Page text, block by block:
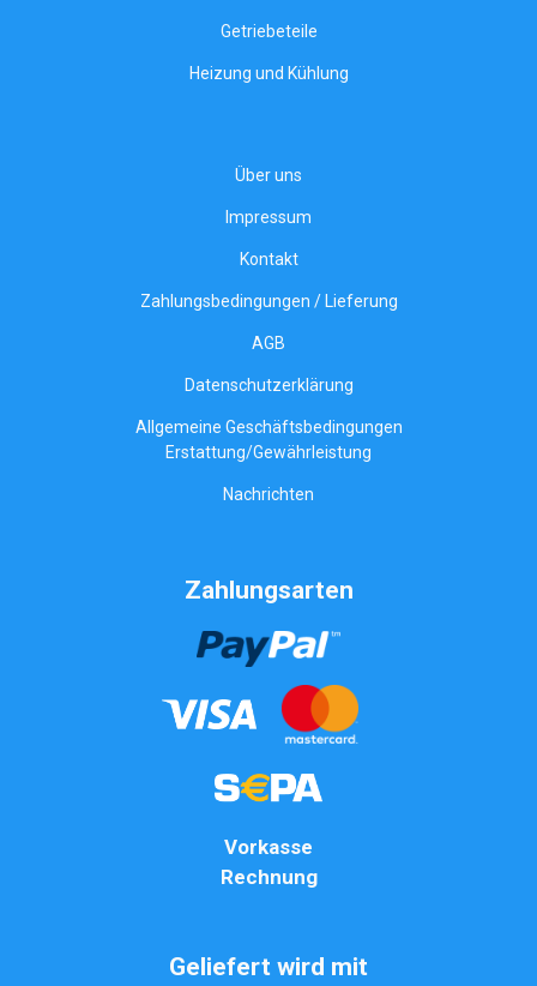
Getriebeteile
Heizung und Kühlung
Über uns
Impressum
Kontakt
Zahlungsbedingungen / Lieferung
AGB
Datenschutzerklärung
Allgemeine Geschäftsbedingungen
Erstattung/Gewährleistung
Nachrichten
Zahlungsarten
Vorkasse
Rechnung
Geliefert wird mit